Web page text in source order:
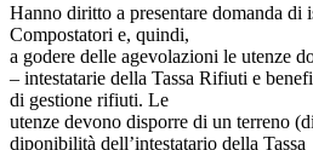
Hanno diritto a presentare domanda
Compostatori e, quindi,
a godere delle agevolazioni le utenze
– intestatarie della Tassa Rifiuti e
di gestione rifiuti. Le
utenze devono disporre di un terreno
diponibilità dell’intestatario della Tassa